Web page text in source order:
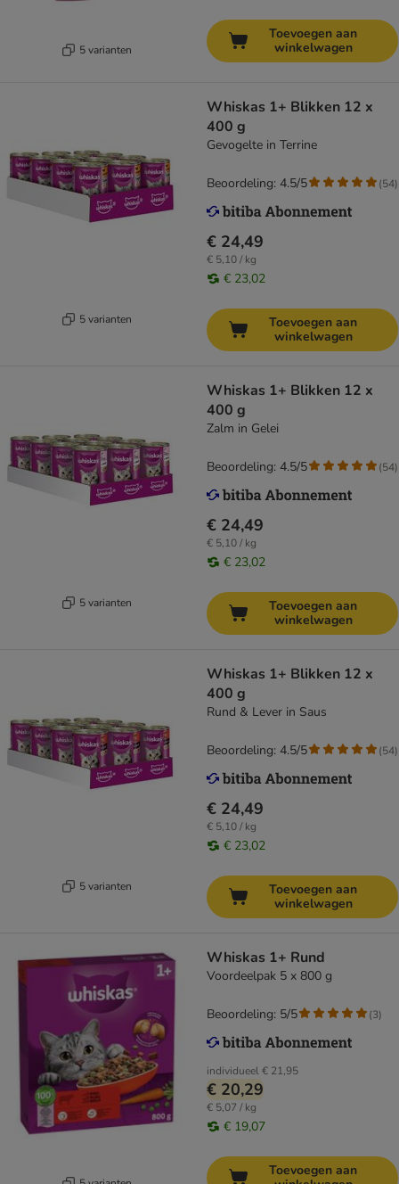
5 varianten
Toevoegen aan
winkelwagen
5 varianten
Whiskas 1+ Blikken 12 x
400 g
Gevogelte in Terrine
€ 24,49
€ 5,10 / kg
€ 23,02
Beoordeling: 4.5/5 (54)
Toevoegen aan
winkelwagen
5 varianten
Whiskas 1+ Blikken 12 x
400 g
Zalm in Gelei
€ 24,49
€ 5,10 / kg
€ 23,02
Beoordeling: 4.5/5 (54)
Toevoegen aan
winkelwagen
5 varianten
Whiskas 1+ Blikken 12 x
400 g
Rund & Lever in Saus
€ 24,49
€ 5,10 / kg
€ 23,02
Beoordeling: 4.5/5 (54)
Toevoegen aan
winkelwagen
Whiskas 1+ Rund
Voordeelpak 5 x 800 g
individueel€ 21,95
€ 20,29
€ 5,07 / kg
€ 19,07
Beoordeling: 5/5 (3)
Toevoegen aan